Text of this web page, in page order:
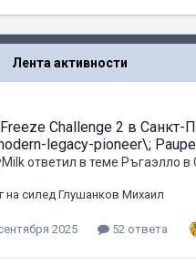
Лента активности
Challenge 2 в Санкт-
legacy-pioneer\;
ответил в теме Ръгаэлло в
на силед Глушанков Михаил
2025 52 ответа